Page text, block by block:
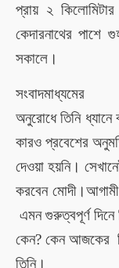
প্রায় ২
কেদারনাথেরপাশে
সকালে ।
সংবাদমাধ্যমের
অনুরোধে তিনি
কারও প্রবেশের
দেওয়া হয়নি।
করবেনমোদী।আগামী
এমন গুরুত্বপূর্ণ দিনে
কেন? কেন আজকের
তিনি।